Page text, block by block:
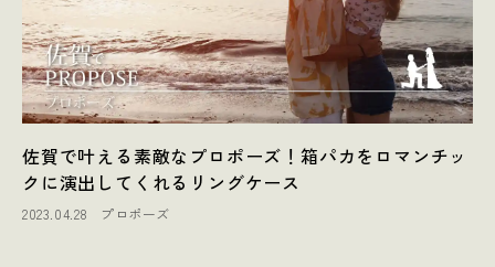
佐賀で叶える素敵なプロポーズ！箱パカをロマンチッ
クに演出してくれるリングケース
2023.04.28 プロポーズ